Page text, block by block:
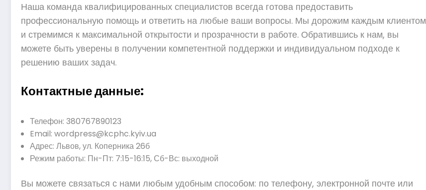
Наша команда квалифицированных специалистов всегда готова предоставить
профессиональную помощь и ответить на любые ваши вопросы. Мы дорожим каждым клиентом
и стремимся к максимальной открытости и прозрачности в работе. Обратившись к нам, вы
можете быть уверены в получении компетентной поддержки и индивидуальном подходе к
решению ваших задач.
Контактные данные:
Телефон: 380767890123
Email: wordpress@kcphc.kyiv.ua
Адрес: Львов, ул. Коперника 26б
Режим работы: Пн-Пт: 7:15-16:15, Сб-Вс: выходной
Вы можете связаться с нами любым удобным способом: по телефону, электронной почте или